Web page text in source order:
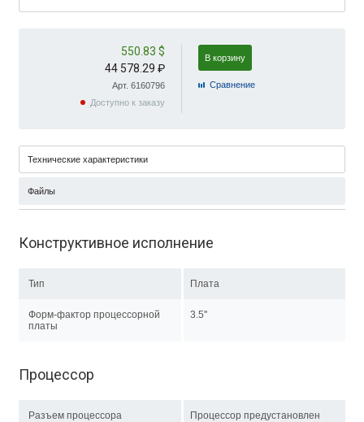
550.83 $
44 578.29 ₽
Арт. 6160796
Доступно к заказу
В корзину
Cравнение
Технические характеристики
Файлы
Конструктивное исполнение
Тип Плата
Форм-фактор процессорной
платы
3.5''
Процессор
Разъем процессора Процессор предустановлен